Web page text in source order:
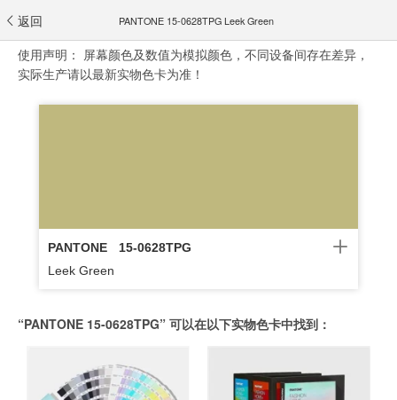
返回 PANTONE 15-0628TPG Leek Green
使用声明： 屏幕颜色及数值为模拟颜色，不同设备间存在差异，
实际生产请以最新实物色卡为准！
PANTONE
15-0628TPG
Leek Green
“PANTONE 15-0628TPG” 可以在以下实物色卡中找到：